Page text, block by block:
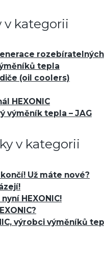
v kategorii
rozebíratelných
tepla
(oil coolers)
HEXONIC
výměník tepla – JAG
v kategorii
Už máte nové?
nyní HEXONIC!
výrobci výměníků